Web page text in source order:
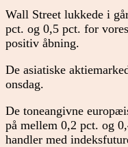
Wall Street lukkede i
pct. og 0,5 pct. for
positiv åbning.
De asiatiske
onsdag.
De toneangivne
på mellem 0,2 pct. og
handler med